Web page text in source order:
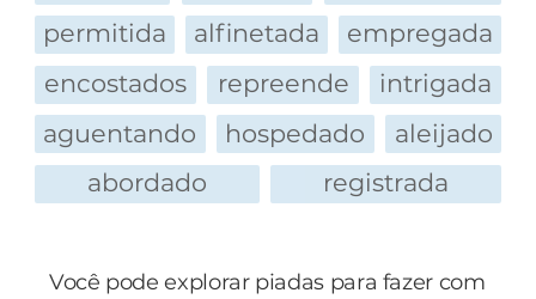
permitida
alfinetada
empregada
encostados
repreende
intrigada
aguentando
hospedado
aleijado
abordado
registrada
Você pode explorar piadas para fazer com